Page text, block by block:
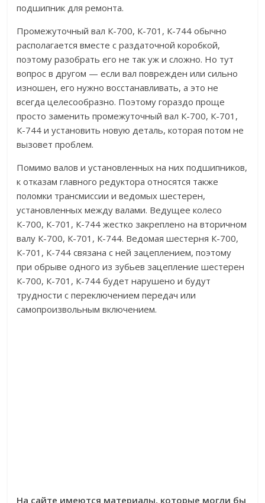
подшипник для ремонта.
Промежуточный вал К-700, К-701, К-744 обычно
располагается вместе с раздаточной коробкой,
поэтому разобрать его не так уж и сложно. Но тут
вопрос в другом — если вал поврежден или сильно
изношен, его нужно восстанавливать, а это не
всегда целесообразно. Поэтому гораздо проще
просто заменить промежуточный вал К-700, К-701,
К-744 и установить новую деталь, которая потом не
вызовет проблем.
Помимо валов и установленных на них подшипников,
к отказам главного редуктора относятся также
поломки трансмиссии и ведомых шестерен,
установленных между валами. Ведущее колесо
К-700, К-701, К-744 жестко закреплено на вторичном
валу К-700, К-701, К-744. Ведомая шестерня К-700,
К-701, К-744 связана с ней зацеплением, поэтому
при обрыве одного из зубьев зацепление шестерен
К-700, К-701, К-744 будет нарушено и будут
трудности с переключением передач или
самопроизвольным включением.
На сайте имеются материалы, которые могли бы